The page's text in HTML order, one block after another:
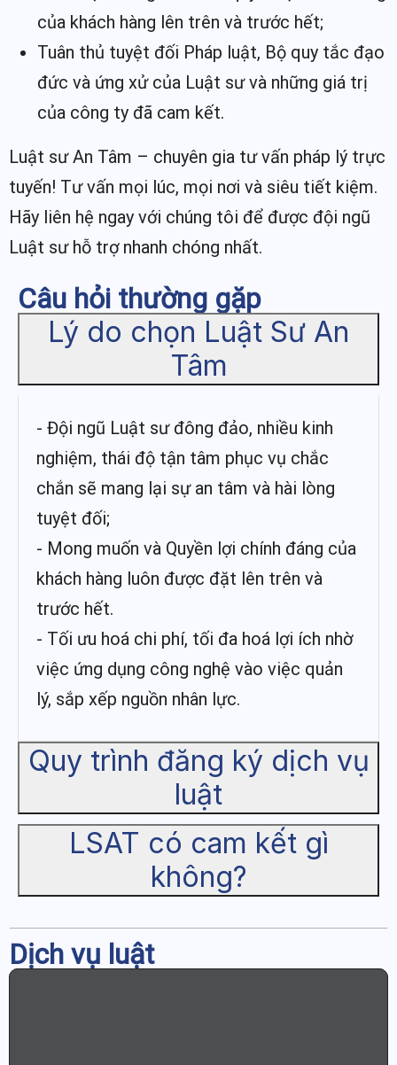
của khách hàng lên trên và trước hết;
Tuân thủ tuyệt đối Pháp luật, Bộ quy tắc đạo
đức và ứng xử của Luật sư và những giá trị
của công ty đã cam kết.
Luật sư An Tâm – chuyên gia tư vấn pháp lý trực
tuyến! Tư vấn mọi lúc, mọi nơi và siêu tiết kiệm.
Hãy liên hệ ngay với chúng tôi để được đội ngũ
Luật sư hỗ trợ nhanh chóng nhất.
Câu hỏi thường gặp
Lý do chọn Luật Sư An
Tâm
- Đội ngũ Luật sư đông đảo, nhiều kinh
nghiệm, thái độ tận tâm phục vụ chắc
chắn sẽ mang lại sự an tâm và hài lòng
tuyệt đối;
- Mong muốn và Quyền lợi chính đáng của
khách hàng luôn được đặt lên trên và
trước hết.
- Tối ưu hoá chi phí, tối đa hoá lợi ích nhờ
việc ứng dụng công nghệ vào việc quản
lý, sắp xếp nguồn nhân lực.
Quy trình đăng ký dịch vụ
luật
LSAT có cam kết gì
không?
Dịch vụ luật